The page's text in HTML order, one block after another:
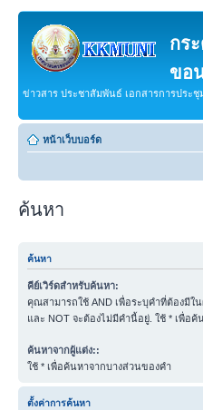
กร
ขอ
ข่าวสาร ประชาสัมพันธ์ เอกสารการประ
หน้าเว็บบอร์ด
ค้นหา
ค้นหา
คีย์เวิร์ดสำหรับค้นหา:
คุณสามารถใช้ AND เพื่อระบุคำที่ต้องมี
และ NOT จะต้องไม่มีคำนี้อยู่. ใช้ * เพื่อ
ค้นหาจากผู้แต่ง::
ใช้ * เพื่อค้นหาจากบางส่วนของคำ
ตั้งค่าการค้นหา